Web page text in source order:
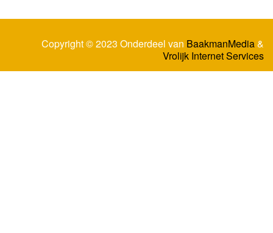
Copyright © 2023 Onderdeel van BaakmanMedia&
Vrolijk Internet Services